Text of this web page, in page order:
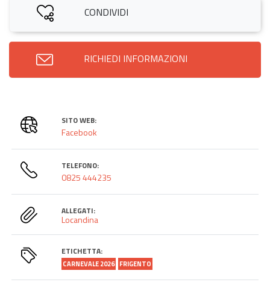
CONDIVIDI
RICHIEDI INFORMAZIONI
SITO WEB:
Facebook
TELEFONO:
0825 444235
ALLEGATI:
Locandina
ETICHETTA:
CARNEVALE 2026 FRIGENTO